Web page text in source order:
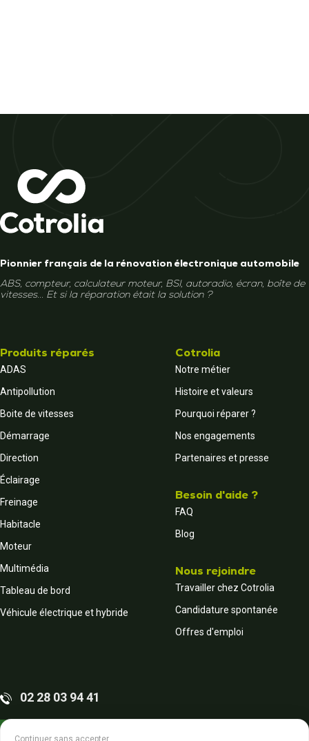
Pionnier français de la rénovation électronique automobile
ABS, compteur, calculateur moteur, BSI, autoradio, écran, boîte de
vitesses... Et si la réparation était la solution ?
Produits réparés
ADAS
Antipollution
Boite de vitesses
Démarrage
Direction
Éclairage
Freinage
Habitacle
Moteur
Multimédia
Tableau de bord
Véhicule électrique et hybride
Cotrolia
Notre métier
Histoire et valeurs
Pourquoi réparer ?
Nos engagements
Partenaires et presse
Besoin d'aide ?
FAQ
Blog
Nous rejoindre
Travailler chez Cotrolia
Candidature spontanée
Offres d'emploi
02 28 03 94 41
Continuer sans accepter